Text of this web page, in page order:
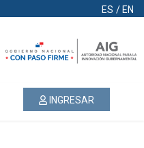
ES / EN
INGRESAR